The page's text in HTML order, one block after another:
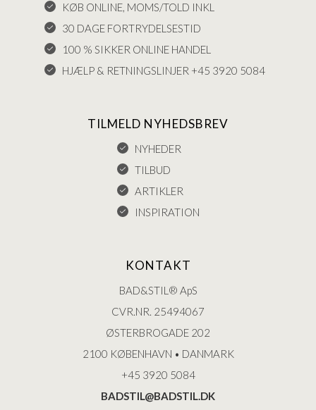
KØB ONLINE, MOMS/TOLD INKL
30 DAGE FORTRYDELSESTID
100 % SIKKER ONLINE HANDEL
HJÆLP & RETNINGSLINJER +45 3920 5084
TILMELD NYHEDSBREV
NYHEDER
TILBUD
ARTIKLER
INSPIRATION
KONTAKT
BAD&STIL® ApS
CVR.NR. 25494067
ØSTERBROGADE 202
2100 KØBENHAVN • DANMARK
+45 3920 5084
BADSTIL@BADSTIL.DK